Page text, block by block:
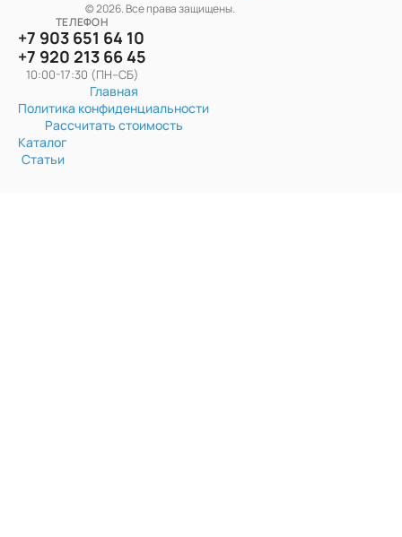
© 2026. Все права защищены.
ТЕЛЕФОН
+7 903 651 64 10
+7 920 213 66 45
10:00-17:30 (ПН–СБ)
Главная
Политика конфиденциальности
Рассчитать стоимость
Каталог
Статьи